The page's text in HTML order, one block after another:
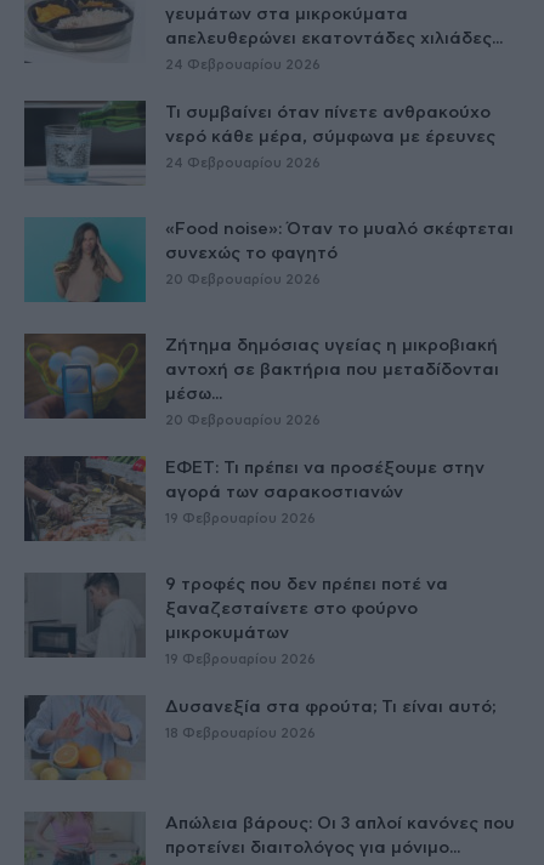
γευμάτων στα μικροκύματα
απελευθερώνει εκατοντάδες χιλιάδες...
24 Φεβρουαρίου 2026
Τι συμβαίνει όταν πίνετε ανθρακούχο
νερό κάθε μέρα, σύμφωνα με έρευνες
24 Φεβρουαρίου 2026
«Food noise»: Όταν το μυαλό σκέφτεται
συνεχώς το φαγητό
20 Φεβρουαρίου 2026
Ζήτημα δημόσιας υγείας η μικροβιακή
αντοχή σε βακτήρια που μεταδίδονται
μέσω...
20 Φεβρουαρίου 2026
ΕΦΕΤ: Τι πρέπει να προσέξουμε στην
αγορά των σαρακοστιανών
19 Φεβρουαρίου 2026
9 τροφές που δεν πρέπει ποτέ να
ξαναζεσταίνετε στο φούρνο
μικροκυμάτων
19 Φεβρουαρίου 2026
Δυσανεξία στα φρούτα; Τι είναι αυτό;
18 Φεβρουαρίου 2026
Απώλεια βάρους: Οι 3 απλοί κανόνες που
προτείνει διαιτολόγος για μόνιμο...